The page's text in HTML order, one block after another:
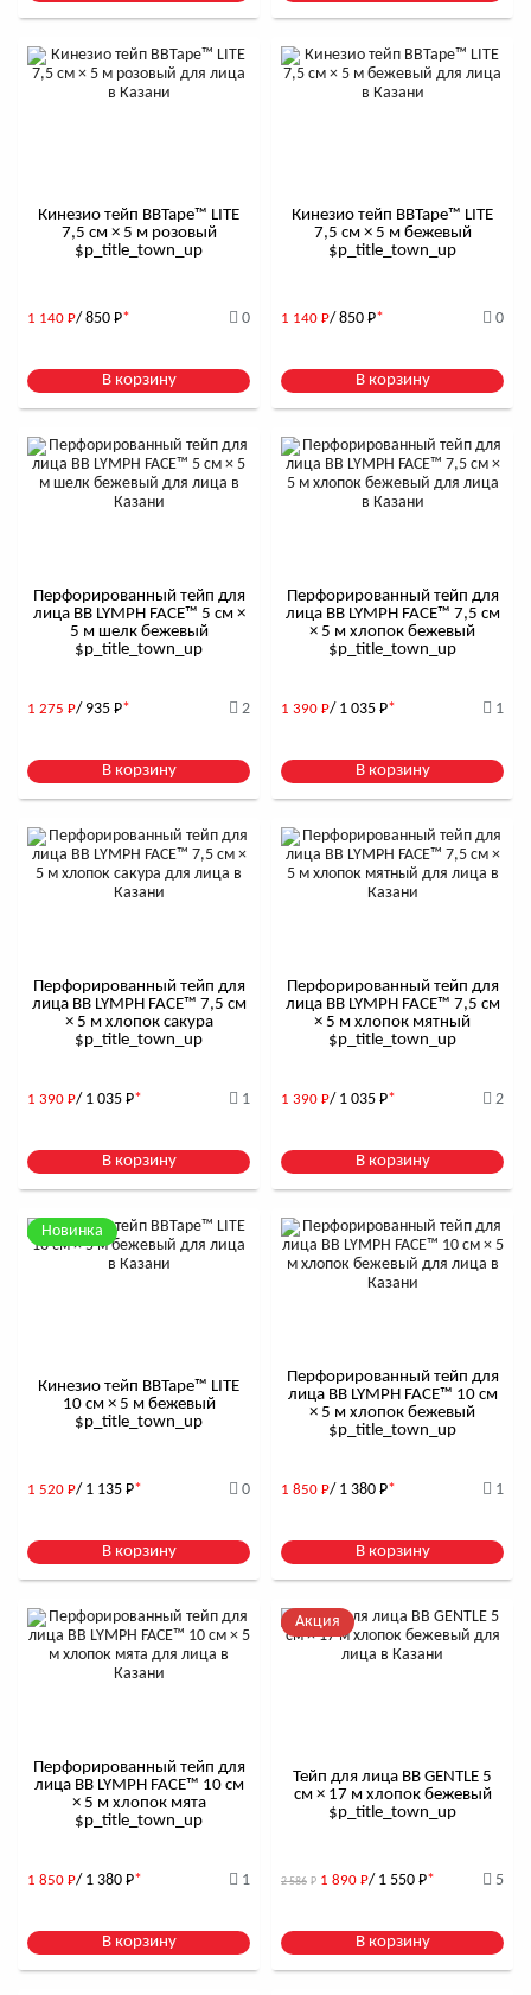
Кинезио тейп BBTape™ LITE
7,5 см × 5 м розовый
$р_title_town_up
1 140 Р/ 850 Р* 0
В корзину
Кинезио тейп BBTape™ LITE
7,5 см × 5 м бежевый
$р_title_town_up
1 140 Р/ 850 Р* 0
В корзину
Перфорированный тейп для
лица BB LYMPH FACE™ 5 см ×
5 м шелк бежевый
$р_title_town_up
1 275 Р/ 935 Р* 2
В корзину
Перфорированный тейп для
лица BB LYMPH FACE™ 7,5 см
× 5 м хлопок бежевый
$р_title_town_up
1 390 Р/ 1 035 Р* 1
В корзину
Перфорированный тейп для
лица BB LYMPH FACE™ 7,5 см
× 5 м хлопок сакура
$р_title_town_up
1 390 Р/ 1 035 Р* 1
В корзину
Перфорированный тейп для
лица BB LYMPH FACE™ 7,5 см
× 5 м хлопок мятный
$р_title_town_up
1 390 Р/ 1 035 Р* 2
В корзину
Новинка
Кинезио тейп BBTape™ LITE
10 см × 5 м бежевый
$р_title_town_up
1 520 Р/ 1 135 Р* 0
В корзину
Перфорированный тейп для
лица BB LYMPH FACE™ 10 см
× 5 м хлопок бежевый
$р_title_town_up
1 850 Р/ 1 380 Р* 1
В корзину
Перфорированный тейп для
лица BB LYMPH FACE™ 10 см
× 5 м хлопок мята
$р_title_town_up
1 850 Р/ 1 380 Р* 1
В корзину
Акция
Тейп для лица BB GENTLE 5
см × 17 м хлопок бежевый
$р_title_town_up
2 586 Р 1 890 Р/ 1 550 Р* 5
В корзину